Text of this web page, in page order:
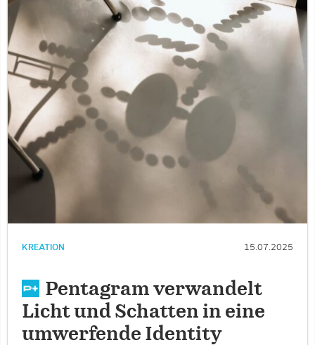
KREATION 15.07.2025
Pentagram verwandelt
Licht und Schatten in eine
umwerfende Identity